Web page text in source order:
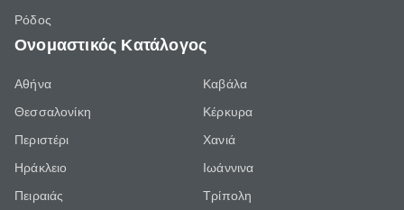
Ρόδος
Ονομαστικός Κατάλογος
Αθήνα
Θεσσαλονίκη
Περιστέρι
Ηράκλειο
Πειραιάς
Καβάλα
Κέρκυρα
Χανιά
Ιωάννινα
Τρίπολη